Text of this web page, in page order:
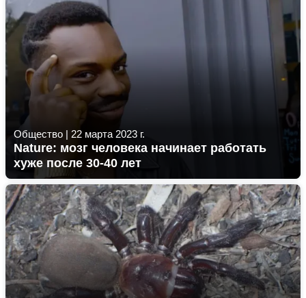
Общество | 22 марта 2023 г.
Nature: мозг человека начинает работать
хуже после 30-40 лет